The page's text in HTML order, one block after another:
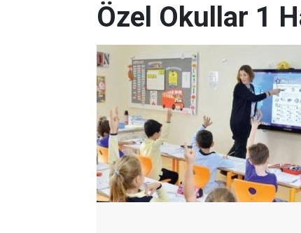
Özel Okullar 1